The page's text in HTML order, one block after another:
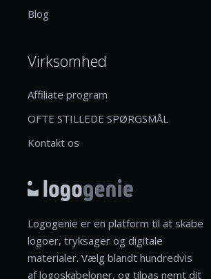
Blog
Virksomhed
Affiliate program
OFTE STILLEDE SPØRGSMÅL
Kontakt os
Logogenie er en platform til at skabe
logoer, tryksager og digitale
materialer. Vælg blandt hundredvis
af logoskabeloner, og tilpas nemt dit